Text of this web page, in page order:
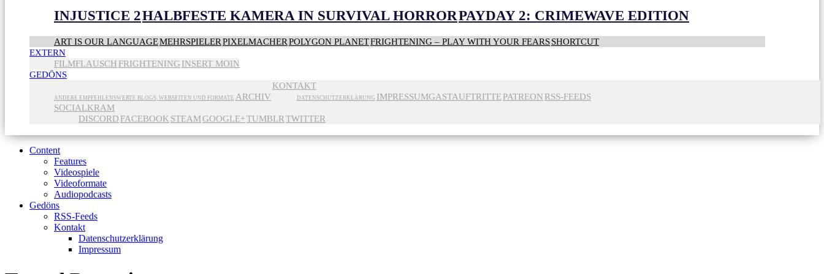
INJUSTICE 2HALBFESTE KAMERA IN SURVIVAL HORRORPAYDAY 2: CRIMEWAVE EDITION
ART IS OUR LANGUAGEMEHRSPIELERPIXELMACHERPOLYGON PLANETFRIGHTENING – PLAY WITH YOUR FEARSSHORTCUT
EXTERN
FILMFLAUSCH FRIGHTENING INSERT MOIN
GEDÖNS
ANDERE EMPFEHLENSWERTE BLOGS, WEBSEITEN UND FORMATE ARCHIV
KONTAKT
DATENSCHUTZERKLÄRUNG IMPRESSUMGASTAUFTRITTEPATREON RSS-FEEDS
SOCIALKRAM
DISCORD FACEBOOK STEAMGOOGLE+TUMBLRTWITTER
Content
Features
Videospiele
Videoformate
Audiopodcasts
Gedöns
RSS-Feeds
Kontakt
Datenschutzerklärung
Impressum